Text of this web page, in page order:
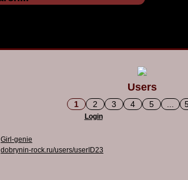
Users
1 2 3 4 5
Login
Girl-genie
dobrynin-rock.ru/users/userID23